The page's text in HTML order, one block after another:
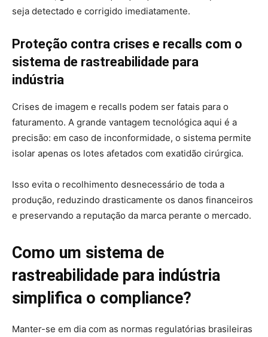
seja detectado e corrigido imediatamente.
Proteção contra crises e recalls com o
sistema de rastreabilidade para
indústria
Crises de imagem e recalls podem ser fatais para o
faturamento. A grande vantagem tecnológica aqui é a
precisão: em caso de inconformidade, o sistema permite
isolar apenas os lotes afetados com exatidão cirúrgica.
Isso evita o recolhimento desnecessário de toda a
produção, reduzindo drasticamente os danos financeiros
e preservando a reputação da marca perante o mercado.
Como um sistema de
rastreabilidade para indústria
simplifica o compliance?
Manter-se em dia com as normas regulatórias brasileiras